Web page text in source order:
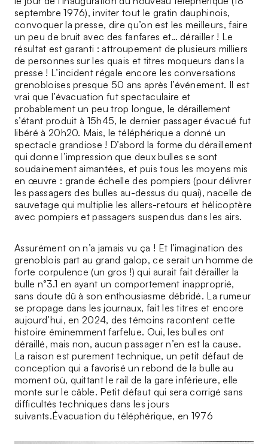
septembre 1976), inviter tout le gratin dauphinois,
convoquer la presse, dire qu’on est les meilleurs, faire
un peu de bruit avec des fanfares et… dérailler ! Le
résultat est garanti : attroupement de plusieurs milliers
de personnes sur les quais et titres moqueurs dans la
presse ! L’incident régale encore les conversations
grenobloises presque 50 ans après l’événement. Il est
vrai que l’évacuation fut spectaculaire et
probablement un peu trop longue, le déraillement
s’étant produit à 15h45, le dernier passager évacué fut
libéré à 20h20. Mais, le téléphérique a donné un
spectacle grandiose ! D’abord la forme du déraillement
qui donne l’impression que deux bulles se sont
soudainement aimantées, et puis tous les moyens mis
en œuvre : grande échelle des pompiers (pour délivrer
les passagers des bulles au-dessus du quai), nacelle de
sauvetage qui multiplie les allers-retours et hélicoptère
avec pompiers et passagers suspendus dans les airs.
Assurément on n’a jamais vu ça ! Et l’imagination des
grenoblois part au grand galop, ce serait un homme de
forte corpulence (un gros !) qui aurait fait dérailler la
bulle n°3.1 en ayant un comportement inapproprié,
sans doute dû à son enthousiasme débridé. La rumeur
se propage dans les journaux, fait les titres et encore
aujourd’hui, en 2024, des témoins racontent cette
histoire éminemment farfelue. Oui, les bulles ont
déraillé, mais non, aucun passager n’en est la cause.
La raison est purement technique, un petit défaut de
conception qui a favorisé un rebond de la bulle au
moment où, quittant le rail de la gare inférieure, elle
monte sur le câble. Petit défaut qui sera corrigé sans
difficultés techniques dans les jours
suivants.Évacuation du téléphérique, en 1976